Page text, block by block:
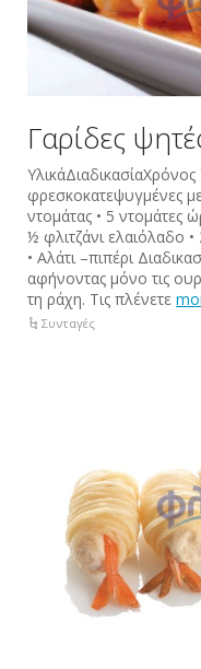
Γαρίδες
ΥλικάΔιαδικασίαΧρόνος
φρεσκοκατεψυγμένες
ντομάτας • 5 ντομάτες
½ φλιτζάνι ελαιόλαδο
• Αλάτι –πιπέρι
αφήνοντας μόνο τις
τη ράχη. Τις πλένετε
Συνταγές